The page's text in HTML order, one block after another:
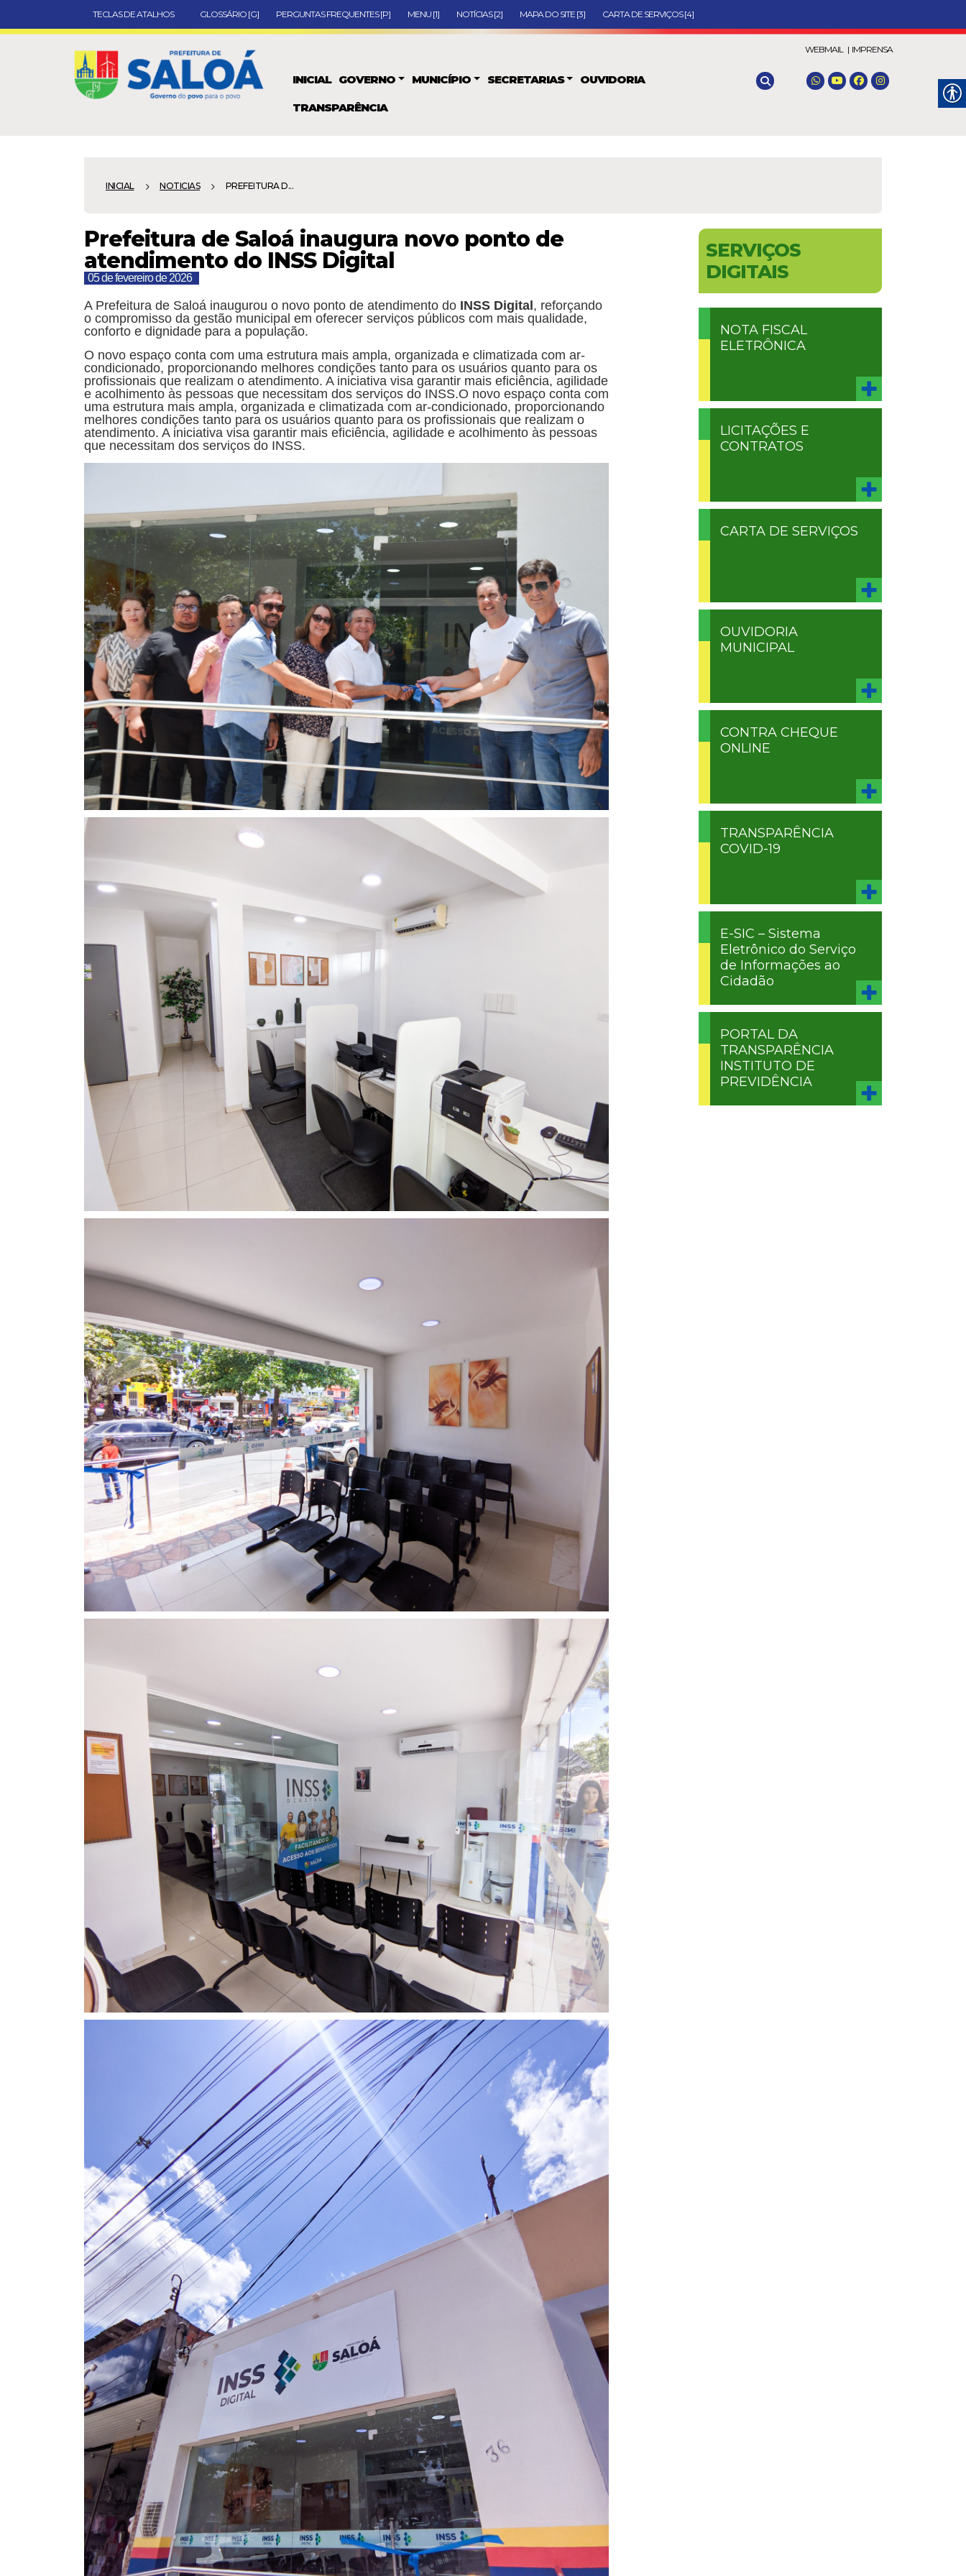
TECLAS DE ATALHOS GLOSSÁRIO [G] PERGUNTAS FREQUENTES [P] MENU [1] NOTÍCIAS [2] MAPA DO SITE [3] CARTA DE SERVIÇOS [4]
INICIAL GOVERNO MUNICÍPIO SECRETARIAS OUVIDORIA
TRANSPARÊNCIA
WEBMAIL | IMPRENSA
INICIAL NOTICIAS PREFEITURA D...
Prefeitura de Saloá inaugura novo ponto de
atendimento do INSS Digital
05 de fevereiro de 2026
A Prefeitura de Saloá inaugurou o novo ponto de atendimento do INSS Digital, reforçando
o compromisso da gestão municipal em oferecer serviços públicos com mais qualidade,
conforto e dignidade para a população.
O novo espaço conta com uma estrutura mais ampla, organizada e climatizada com ar-
condicionado, proporcionando melhores condições tanto para os usuários quanto para os
profissionais que realizam o atendimento. A iniciativa visa garantir mais eficiência, agilidade
e acolhimento às pessoas que necessitam dos serviços do INSS.O novo espaço conta com
uma estrutura mais ampla, organizada e climatizada com ar-condicionado, proporcionando
melhores condições tanto para os usuários quanto para os profissionais que realizam o
atendimento. A iniciativa visa garantir mais eficiência, agilidade e acolhimento às pessoas
que necessitam dos serviços do INSS.
SERVIÇOS
DIGITAIS
NOTA FISCAL
ELETRÔNICA
LICITAÇÕES E
CONTRATOS
CARTA DE SERVIÇOS
OUVIDORIA
MUNICIPAL
CONTRA CHEQUE
ONLINE
TRANSPARÊNCIA
COVID-19
E-SIC – Sistema
Eletrônico do Serviço
de Informações ao
Cidadão
PORTAL DA
TRANSPARÊNCIA
INSTITUTO DE
PREVIDÊNCIA